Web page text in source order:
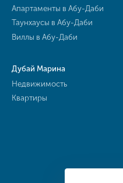
Апартаменты в Абу-Даби
Таунхаусы в Абу-Даби
Виллы в Абу-Даби
Дубай Марина
Недвижимость
Квартиры